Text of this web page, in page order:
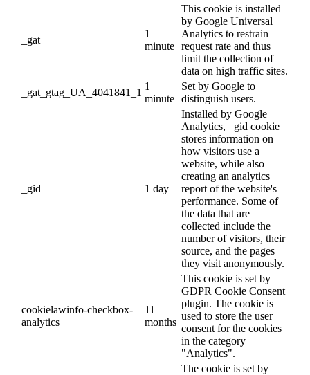
_gat
1
minute
This cookie is installed
by Google Universal
Analytics to restrain
request rate and thus
limit the collection of
data on high traffic sites.
_gat_gtag_UA_4041841_1
1
minute
Set by Google to
distinguish users.
_gid 1 day
Installed by Google
Analytics, _gid cookie
stores information on
how visitors use a
website, while also
creating an analytics
report of the website's
performance. Some of
the data that are
collected include the
number of visitors, their
source, and the pages
they visit anonymously.
cookielawinfo-checkbox-
analytics
11
months
This cookie is set by
GDPR Cookie Consent
plugin. The cookie is
used to store the user
consent for the cookies
in the category
"Analytics".
The cookie is set by